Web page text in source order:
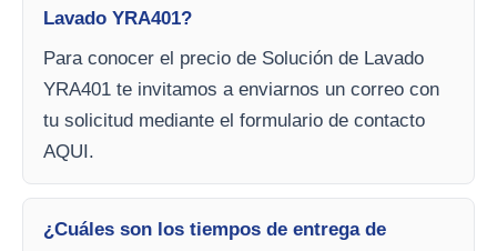
Lavado YRA401?
Para conocer el precio de Solución de Lavado
YRA401 te invitamos a enviarnos un correo con
tu solicitud mediante el formulario de contacto
AQUI.
¿Cuáles son los tiempos de entrega de